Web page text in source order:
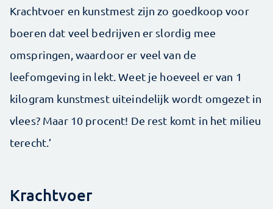
Krachtvoer en kunstmest zijn zo goedkoop voor
boeren dat veel bedrijven er slordig mee
omspringen, waardoor er veel van de
leefomgeving in lekt. Weet je hoeveel er van 1
kilogram kunstmest uiteindelijk wordt omgezet in
vlees? Maar 10 procent! De rest komt in het milieu
terecht.’
Krachtvoer